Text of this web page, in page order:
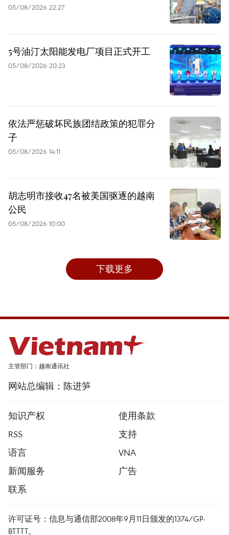
05/08/2026 22:27
5号油汀太阳能发电厂项目正式开工
05/08/2026 20:23
依法严惩破坏民族团结政策的犯罪分
子
05/08/2026 14:11
胡志明市接收47名被美国驱逐的越南
公民
05/08/2026 10:00
下载更多
主管部门：越南通讯社
网站总编辑：陈进笋
知识产权
使用条款
RSS
支持
语言
VNA
新闻服务
广告
联系
许可证号：信息与通信部2008年9月11日颁发的1374/GP-
BTTTT。